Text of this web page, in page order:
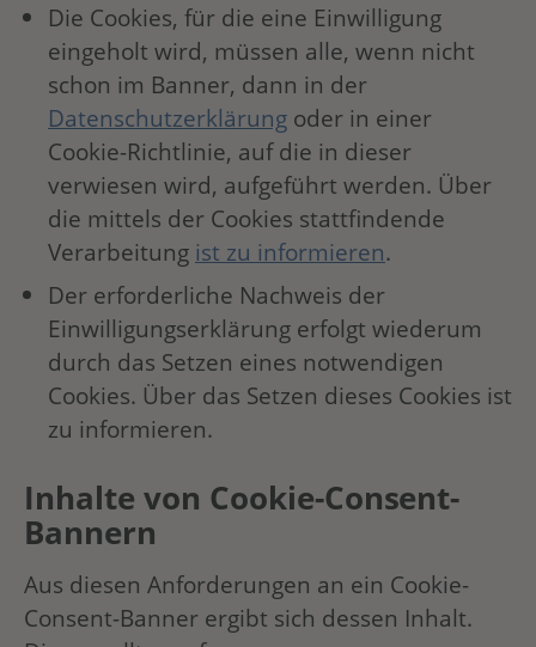
Die Cookies, für die eine Einwilligung
eingeholt wird, müssen alle, wenn nicht
schon im Banner, dann in der
Datenschutzerklärung oder in einer
Cookie-Richtlinie, auf die in dieser
verwiesen wird, aufgeführt werden. Über
die mittels der Cookies stattfindende
Verarbeitung ist zu informieren.
Der erforderliche Nachweis der
Einwilligungserklärung erfolgt wiederum
durch das Setzen eines notwendigen
Cookies. Über das Setzen dieses Cookies ist
zu informieren.
Inhalte von Cookie-Consent-
Bannern
Aus diesen Anforderungen an ein Cookie-
Consent-Banner ergibt sich dessen Inhalt.